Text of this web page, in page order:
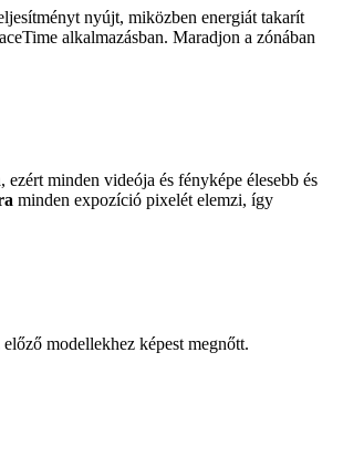
nyújt, miközben energiát takarít
alkalmazásban. Maradjon a zónában
minden videója és fényképe élesebb és
minden expozíció pixelét elemzi, így
modellekhez képest megnőtt.